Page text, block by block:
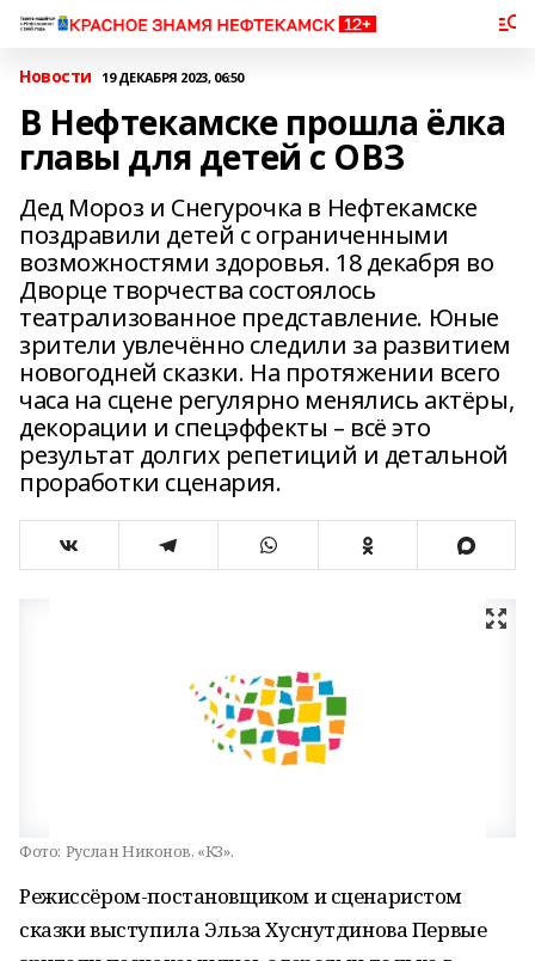
Новости 19 ДЕКАБРЯ 2023, 06:50
В Нефтекамске прошла ёлка
главы для детей с ОВЗ
Дед Мороз и Снегурочка в Нефтекамске
поздравили детей с ограниченными
возможностями здоровья. 18 декабря во
Дворце творчества состоялось
театрализованное представление. Юные
зрители увлечённо следили за развитием
новогодней сказки. На протяжении всего
часа на сцене регулярно менялись актёры,
декорации и спецэффекты – всё это
результат долгих репетиций и детальной
проработки сценария.
Фото: Руслан Никонов, «КЗ».
Режиссёром-постановщиком и сценаристом
сказки выступила Эльза Хуснутдинова Первые